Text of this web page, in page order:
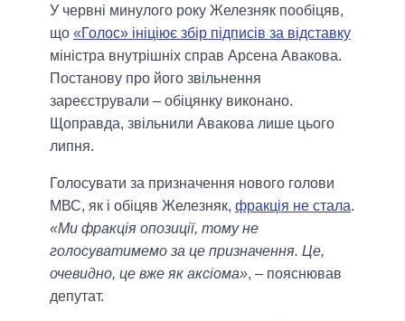
У червні минулого року Железняк пообіцяв,
що «Голос» ініціює збір підписів за відставку
міністра внутрішніх справ Арсена Авакова.
Постанову про його звільнення
зареєстрували – обіцянку виконано.
Щоправда, звільнили Авакова лише цього
липня.
Голосувати за призначення нового голови
МВС, як і обіцяв Железняк, фракція не стала.
«Ми фракція опозиції, тому не
голосуватимемо за це призначення. Це,
очевидно, це вже як аксіома», – пояснював
депутат.